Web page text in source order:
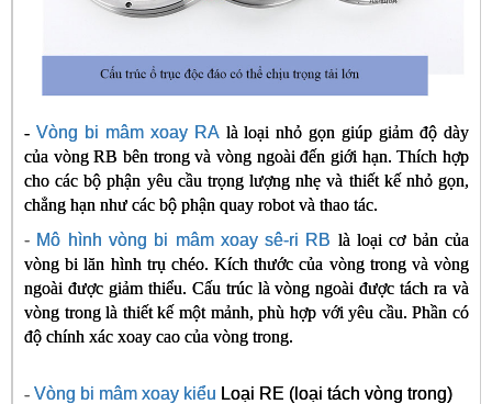
- Vòng bi mâm xoay RAlà loại nhỏ gọn giúp giảm độ dày
của vòng RB bên trong và vòng ngoài đến giới hạn. Thích hợp
cho các bộ phận yêu cầu trọng lượng nhẹ và thiết kế nhỏ gọn,
chẳng hạn như các bộ phận quay robot và thao tác.
- Mô hình vòng bi mâm xoay sê-ri RB là loại cơ bản của
vòng bi lăn hình trụ chéo. Kích thước của vòng trong và vòng
ngoài được giảm thiểu. Cấu trúc là vòng ngoài được tách ra và
vòng trong là thiết kế một mảnh, phù hợp với yêu cầu. Phần có
độ chính xác xoay cao của vòng trong.
- Vòng bi mâm xoay kiểu Loại RE (loại tách vòng trong)